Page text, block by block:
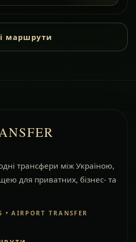
маршрути
трансфери між Україною,
для приватних, бізнес- та
• AIRPORT TRANSFER